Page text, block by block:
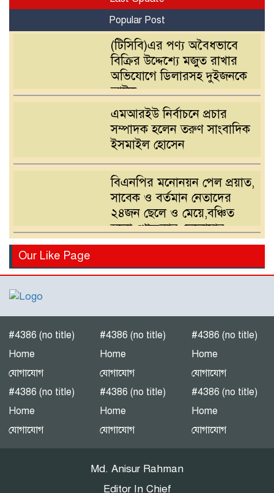
Popular Post
(টিসিবি)এর পণ্য অবৈধভাবে
বিক্রির উদ্দেশ্যে মজুত রাখার
অভিযোগে ডিলারসহ দুইজনকে
আটক
এমআরইউ নির্বাচনে প্রচার
সম্পাদক হলেন তরুণ সাংবাদিক
ইসমাইল হোসেন
বিএনপির মনোনয়ন পেল প্রয়াত,
সাবেক ও বর্তমান নেতাদের
২৪জন ছেলে ও মেয়ে,বঞ্চিত
হলো খোন্দকার দেলোয়ার
হোসেনের পুত্র
দাবিতে খোন্দকার আকবরের
শ্রীপুরে চোরাই পথে সার
পাচারকালে ৮০ বস্তাসহ পিকআপ
আটক
‎পটুয়াখালী গলাচিপায় গজালিয়া
ইউনিয়নে বিএনপি’র বিশাল
জনসভা।
‘কাউকে বর্গা দেওয়ার জন্য
জাতীয়তাবাদী দল তৈরি হয়নি’
Our Like Page
#4386 (no title)
Home
যোগাযোগ
#4386 (no title)
Home
যোগাযোগ
#4386 (no title)
Home
যোগাযোগ
#4386 (no title)
Home
যোগাযোগ
#4386 (no title)
Home
যোগাযোগ
#4386 (no title)
Home
যোগাযোগ
Md. Anisur Rahman
Editor In Chief